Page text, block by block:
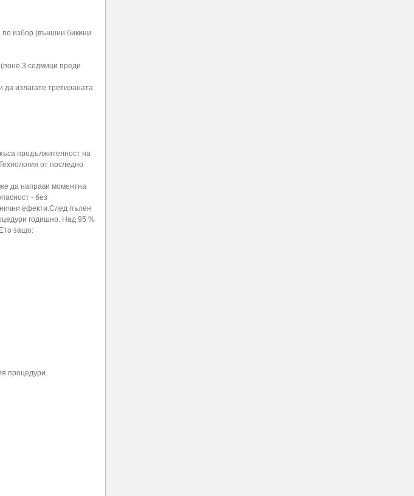
избор (външни бикини
3 седмици преди
излагате третираната
продължителност на
от последно
да направи моментна
- без
ефекти.След пълен
годишно. Над 95 %
защо:
процедури.